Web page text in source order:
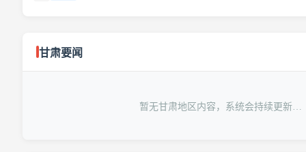
甘肃要闻
暂无甘肃地区内容，系统会持续更新…